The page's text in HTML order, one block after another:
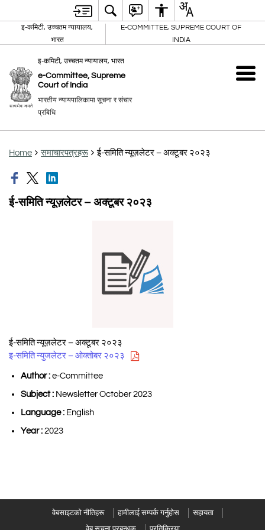
इ-कमिटी, उच्चतम न्यायालय,
भारत
E-COMMITTEE, SUPREME COURT OF
INDIA
इ-कमिटी, उच्चतम न्यायालय, भारत
e-Committee, Supreme
Court of India
भारतीय न्यायपालिकामा सूचना र संचार
प्रबिधि
Home समाचारपत्रहरू ई-समिति न्यूज़लेटर – अक्टूबर २०२३
ई-समिति न्यूज़लेटर – अक्टूबर २०२३
ई-समिति न्यूज़लेटर – अक्टूबर २०२३
इ-समिति न्युजलेटर – ओक्तोबर २०२३
Author : e-Committee
Subject : Newsletter October 2023
Language : English
Year : 2023
वेबसाइटको नीतिहरू हामीलाई सम्पर्क गर्नुहोस
सहायता